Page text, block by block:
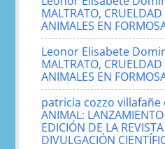
MALTRATO, CRUELDAD
ANIMALES EN
Leonor Elisabete
MALTRATO, CRUELDAD
ANIMALES EN
patricia cozzo villafañe
ANIMAL:
EDICIÓN DE LA
DIVULGACIÓN